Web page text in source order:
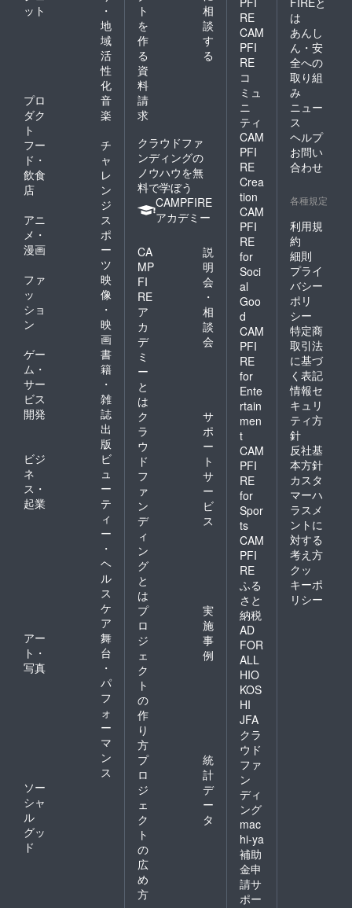
ット
・
地
域
活
性
化
プロ
ダク
ト
音
楽
フー
ド・
飲食
店
チ
ャ
レ
ン
ジ
アニ
メ・
漫画
ス
ポ
ー
ツ
ファ
ッ
ショ
ン
映
像
・
映
画
ゲー
ム・
サー
ビス
開発
書
籍
・
雑
誌
出
版
ビジ
ネ
ス・
起業
ビ
ュ
ー
テ
ィ
ー
・
ヘ
ル
ス
ケ
ア
アー
ト・
写真
舞
台
・
パ
フ
ォ
ー
マ
ン
ス
ソー
シャ
ル
グッ
ド
ト
を
作
る
相
談
す
る
資
料
請
求
クラウドファ
ンディングの
ノウハウを無
料で学ぼう
CAMPFIRE
アカデミー
CA
MP
FI
RE
ア
カ
デ
ミ
ー
と
は
説
明
会
・
相
談
会
ク
ラ
ウ
ド
フ
ァ
ン
デ
ィ
ン
グ
と
は
サ
ポ
ー
ト
サ
ー
ビ
ス
プ
ロ
ジ
ェ
ク
ト
の
作
り
方
実
施
事
例
プ
ロ
ジ
ェ
ク
ト
の
広
め
方
統
計
デ
ー
タ
RE
CAM
PFI
RE
コ
ミュ
ニ
ティ
CAM
PFI
RE
Crea
tion
CAM
PFI
RE
for
Soci
al
Goo
d
CAM
PFI
RE
for
Ente
rtain
men
t
CAM
PFI
RE
for
Spor
ts
CAM
PFI
RE
ふる
さと
納税
AD
FOR
ALL
HIO
KOS
HI
JFA
クラ
ウド
ファ
ン
ディ
ング
mac
hi-ya
補助
金申
請サ
ポー
は
あんし
ん・安
全への
取り組
み
ニュー
ス
ヘルプ
お問い
合わせ
各種規定
利用規
約
細則
プライ
バシー
ポリ
シー
特定商
取引法
に基づ
く表記
情報セ
キュリ
ティ方
針
反社基
本方針
カスタ
マーハ
ラスメ
ントに
対する
考え方
クッ
キーポ
リシー